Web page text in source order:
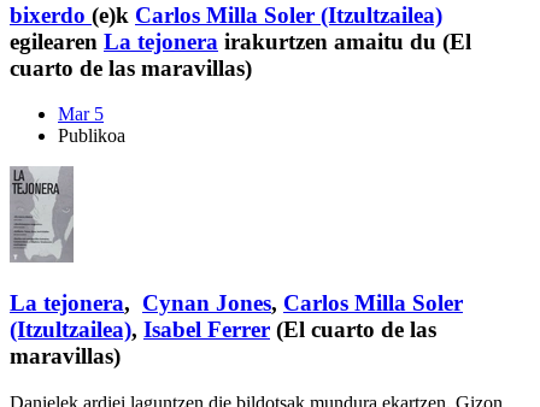
bixerdo (e)k Carlos Milla Soler (Itzultzailea)
egilearen La tejonera irakurtzen amaitu du (El
cuarto de las maravillas)
Mar 5
Publikoa
La tejonera, Cynan Jones, Carlos Milla Soler
(Itzultzailea), Isabel Ferrer (El cuarto de las
maravillas)
Danielek ardiei laguntzen die bildotsak mundura ekartzen. Gizon